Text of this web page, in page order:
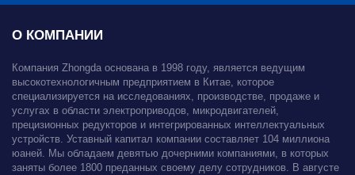
О КОМПАНИИ
Компания Zhongda основана в 1998 году, является ведущим
высокотехнологичным предприятием в Китае, которое
специализируется на исследованиях, производстве, продаже и
услугах в области электроприводов, микродвигателей,
прецизионных редукторов и интегрированных интеллектуальных
устройств. Уставный капитал компании составляет 104 миллиона
юаней. Мы обладаем девятью дочерними компаниями, в которых
заняты более 1800 преданных своему делу сотрудников. В августе